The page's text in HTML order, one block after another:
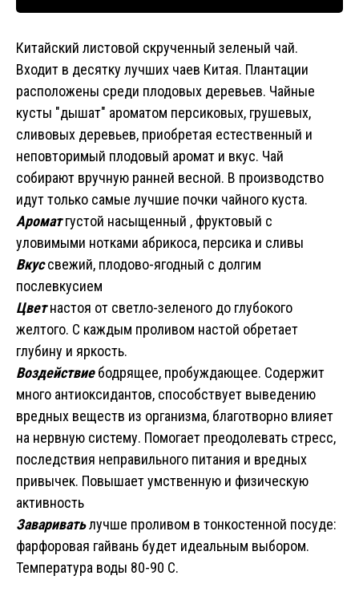
Китайский листовой скрученный зеленый чай.
Входит в десятку лучших чаев Китая. Плантации
расположены среди плодовых деревьев. Чайные
кусты "дышат" ароматом персиковых, грушевых,
сливовых деревьев, приобретая естественный и
неповторимый плодовый аромат и вкус. Чай
собирают вручную ранней весной. В производство
идут только самые лучшие почки чайного куста.
Ароматгустой насыщенный , фруктовый с
уловимыми нотками абрикоса, персика и сливы
Вкуссвежий, плодово-ягодный с долгим
послевкусием
Цветнастоя от светло-зеленого до глубокого
желтого. С каждым проливом настой обретает
глубину и яркость.
Воздействиебодрящее, пробуждающее. Содержит
много антиоксидантов, способствует выведению
вредных веществ из организма, благотворно влияет
на нервную систему. Помогает преодолевать стресс,
последствия неправильного питания и вредных
привычек. Повышает умственную и физическую
активность
Завариватьлучше проливом в тонкостенной посуде:
фарфоровая гайвань будет идеальным выбором.
Температура воды 80-90 С.